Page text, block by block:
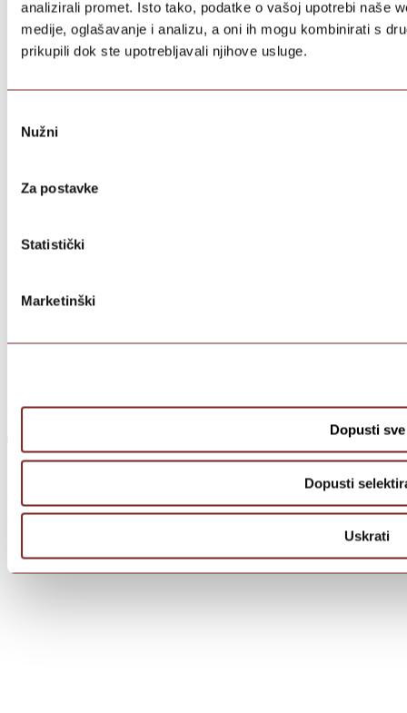
analizirali promet. Isto tako, podatke o vašoj upotrebi naše
medije, oglašavanje i analizu, a oni ih mogu kombinirati s
prikupili dok ste upotrebljavali njihove usluge.
pristanka
Nužni
Za postavke
Statistički
Marketinški
Dopusti sve
Dopusti
Uskrati